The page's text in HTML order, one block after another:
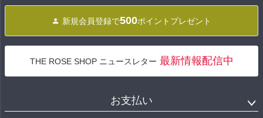
新規会員登録で500ポイントプレゼント
THE ROSE SHOP ニュースレター 最新情報配信中
お支払い